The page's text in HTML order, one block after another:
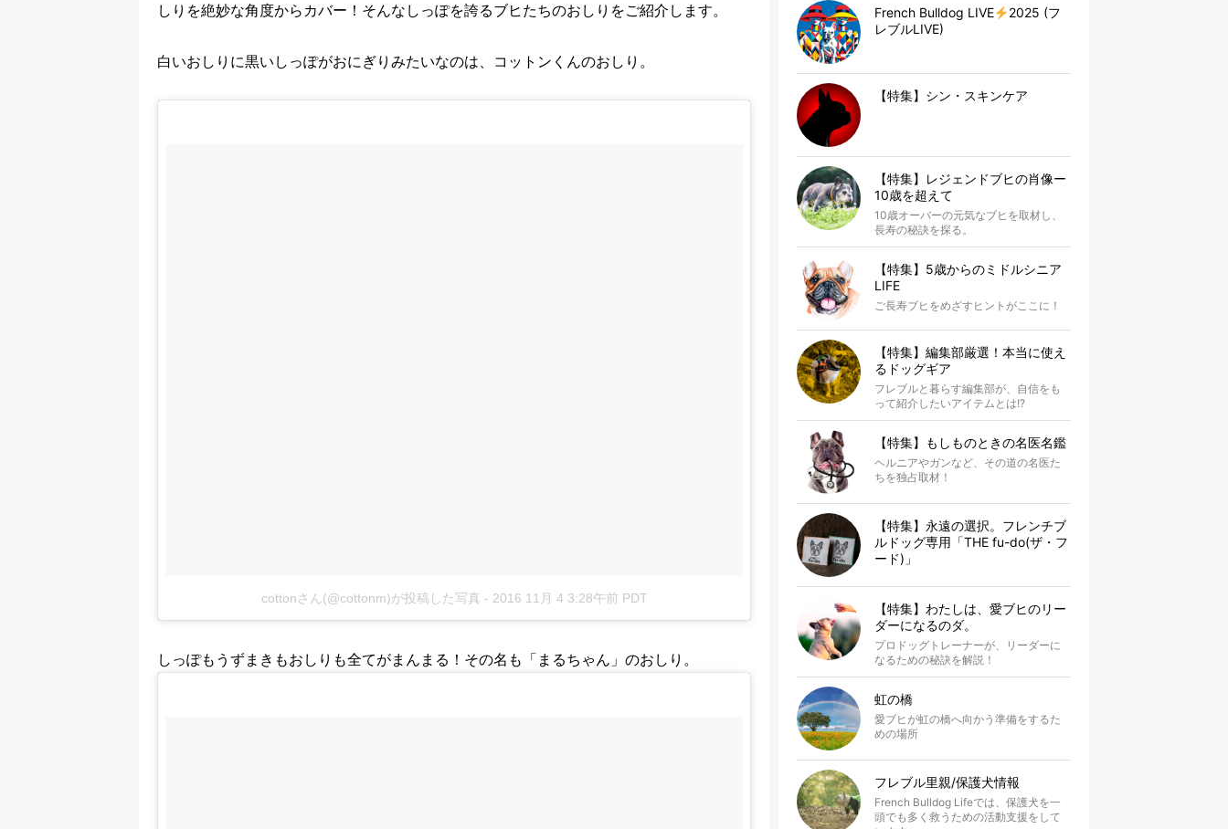
しりを絶妙な角度からカバー！そんなしっぽを誇るブヒたちのおしりをご紹介します。
白いおしりに黒いしっぽがおにぎりみたいなのは、コットンくんのおしり。
cottonさん(@cottonm)が投稿した写真 - 2016 11月 4 3:28午前 PDT
しっぽもうずまきもおしりも全てがまんまる！その名も「まるちゃん」のおしり。
French Bulldog LIVE
2025 (フ
レブルLIVE)
【特集】シン・スキンケア
【特集】レジェンドブヒの肖像ー
10歳を超えて
10歳オーバーの元気なブヒを取材し、
長寿の秘訣を探る。
【特集】5歳からのミドルシニア
LIFE
ご長寿ブヒをめざすヒントがここに！
【特集】編集部厳選！本当に使え
るドッグギア
フレブルと暮らす編集部が、自信をも
って紹介したいアイテムとは!?
【特集】もしものときの名医名鑑
ヘルニアやガンなど、その道の名医た
ちを独占取材！
【特集】永遠の選択。フレンチブ
ルドッグ専用「THE fu-do(ザ・フ
ード)」
【特集】わたしは、愛ブヒのリー
ダーになるのダ。
プロドッグトレーナーが、リーダーに
なるための秘訣を解説！
虹の橋
愛ブヒが虹の橋へ向かう準備をするた
めの場所
フレブル里親/保護犬情報
French Bulldog Lifeでは、保護犬を一
頭でも多く救うための活動支援をして